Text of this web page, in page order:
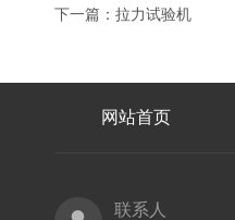
下一篇： 拉力试验机
网站首页
联系人